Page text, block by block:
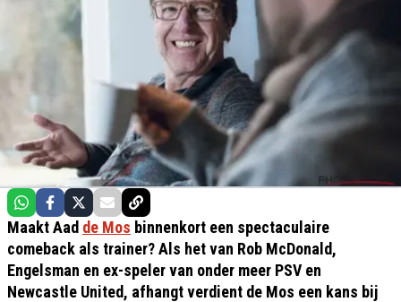
Maakt Aad de Mos binnenkort een spectaculaire
comeback als trainer? Als het van Rob McDonald,
Engelsman en ex-speler van onder meer PSV en
Newcastle United, afhangt verdient de Mos een kans bij